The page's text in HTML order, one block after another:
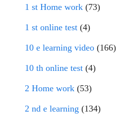
1 st Home work (73)
1 st online test (4)
10 e learning video (166)
10 th online test (4)
2 Home work (53)
2 nd e learning (134)